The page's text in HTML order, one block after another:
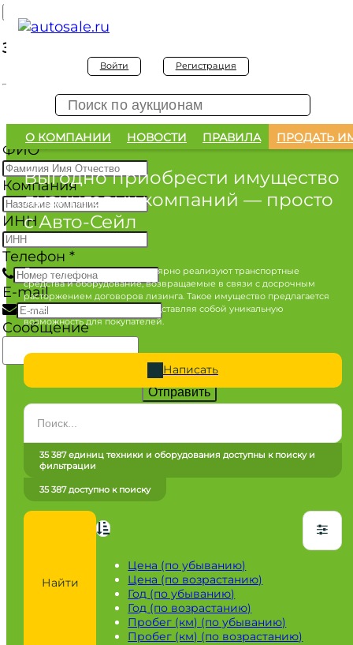
Войти Регистрация
О КОМПАНИИ НОВОСТИ ПРАВИЛА ПРОДАТЬ
Выгодно приобрести имущество
лизинговых компаний — просто
с Авто-Сейл
Лизинговые компании регулярно реализуют транспортные
средства и оборудование, возвращаемые в связи с досрочным
расторжением договоров лизинга. Такое имущество предлагается
по конкурентным ценам, представляя собой уникальную
возможность для покупателей.
Написать
Марка
Все марки
Город / регион
Найти
Цена (по убыванию)
Цена (по возрастанию)
Год (по убыванию)
Год (по возрастанию)
Пробег (км) (по убыванию)
Пробег (км) (по возрастанию)
35 387 единиц техники и оборудования доступны к поиску и
фильтрации
35 387 доступно к поиску
Заявка на покупку
Заявка на покупку изъятого а/м
ФИО*
Компания
ИНН
Телефон *
E-mail
Сообщение
Отправить